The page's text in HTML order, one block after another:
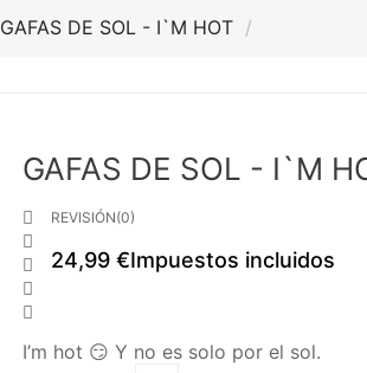
GAFAS DE SOL - I`M HOT
GAFAS DE SOL - I`M





REVISIÓN(0)
24,99 €Impuestos incluidos
I’m hot 😏 Y no es solo por el sol.